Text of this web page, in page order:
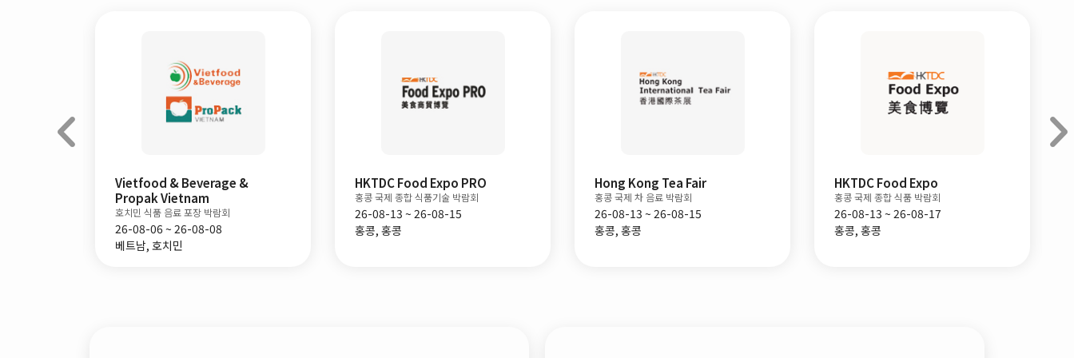
HKTDC Food Expo PRO
홍콩 국제 종합 식품기술 박람회
26-08-13 ~ 26-08-15
홍콩, 홍콩
Hong Kong Tea Fair
홍콩 국제 차 음료 박람회
26-08-13 ~ 26-08-15
홍콩, 홍콩
HKTDC Food Expo
홍콩 국제 종합 식품 박람회
26-08-13 ~ 26-08-17
홍콩, 홍콩
SIAL China Shenzhen
심천 국제 식품 박람회
26-08-31 ~ 26-09-02
중국, 심천